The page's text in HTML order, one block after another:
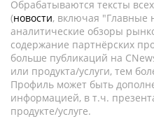
Обрабатываются тексты
(новости, включая "Главные
аналитические обзоры
содержание партнёрских
больше публикаций на
или продукта/услуги, тем
Профиль может быть
информацией, в т.ч.
продукте/услуге.